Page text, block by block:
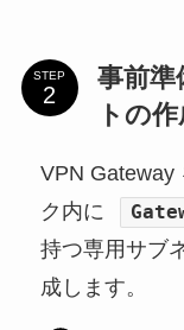
STEP
事前
トの
VPN Gateway
ク内に
持つ専用サブ
成します。